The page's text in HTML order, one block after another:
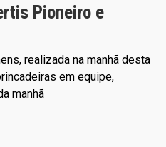
Pioneiro e
realizada na manhã desta
em equipe,
manhã